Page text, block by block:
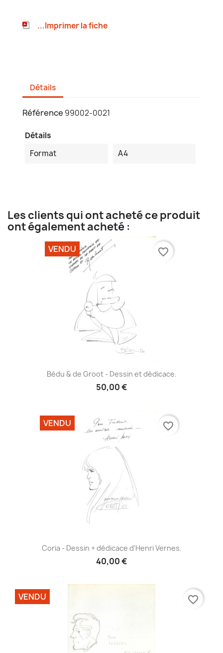
...Imprimer la fiche
Détails
Référence 99002-0021
Détails
Format
A4
Les clients qui ont acheté ce produit
ont également acheté :
Bédu & de Groot - Dessin et dédicace.
50,00 €
VENDU favorite_border
Coria - Dessin + dédicace d'Henri Vernes.
40,00 €
VENDU favorite_border
VENDU favorite_border